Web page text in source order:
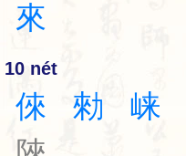
來
10 nét
倈 勑 崃